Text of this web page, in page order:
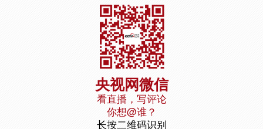
央视网微信
看直播，写评论
你想@谁？
长按二维码识别